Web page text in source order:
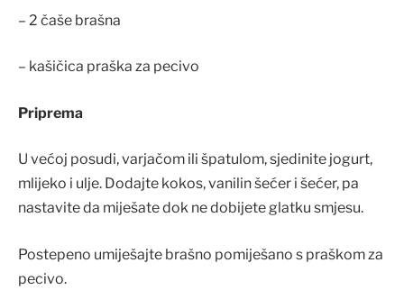
– 2 čaše brašna
– kašičica praška za pecivo
Priprema
U većoj posudi, varjačom ili špatulom, sjedinite jogurt,
mlijeko i ulje. Dodajte kokos, vanilin šećer i šećer, pa
nastavite da miješate dok ne dobijete glatku smjesu.
Postepeno umiješajte brašno pomiješano s praškom za
pecivo.